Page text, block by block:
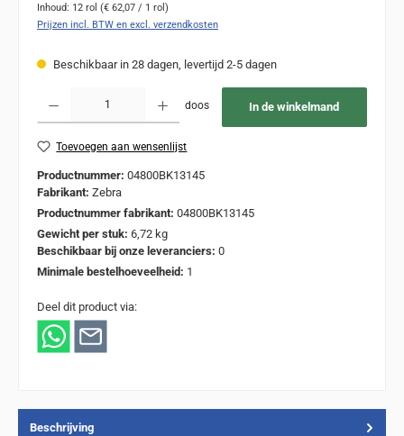
Inhoud: 12 rol (€ 62,07 / 1 rol)
Prijzen incl. BTW en excl. verzendkosten
Beschikbaar in 28 dagen, levertijd 2-5 dagen
doos In de winkelmand
Toevoegen aan wensenlijst
Productnummer: 04800BK13145
Fabrikant: Zebra
Productnummer fabrikant: 04800BK13145
Gewicht per stuk: 6,72 kg
Beschikbaar bij onze leveranciers: 0
Minimale bestelhoeveelheid: 1
Deel dit product via:
Beschrijving